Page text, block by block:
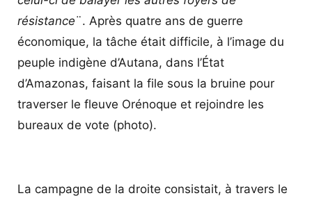
résistance¨. Après quatre ans de guerre
économique, la tâche était difficile, à l’image du
peuple indigène d’Autana, dans l’État
d’Amazonas, faisant la file sous la bruine pour
traverser le fleuve Orénoque et rejoindre les
bureaux de vote (photo).
La campagne de la droite consistait, à travers le